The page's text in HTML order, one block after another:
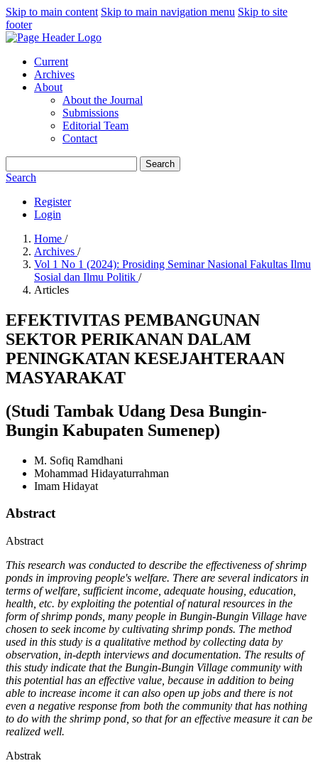
Skip to main content Skip to main navigation menu Skip to site
footer
Current
Archives
About
About the Journal
Submissions
Editorial Team
Contact
Search
Search
Register
Login
Home /
Archives /
Vol 1 No 1 (2024): Prosiding Seminar Nasional Fakultas Ilmu
Sosial dan Ilmu Politik /
Articles
EFEKTIVITAS PEMBANGUNAN
SEKTOR PERIKANAN DALAM
PENINGKATAN KESEJAHTERAAN
MASYARAKAT
(Studi Tambak Udang Desa Bungin-
Bungin Kabupaten Sumenep)
M. Sofiq Ramdhani
Mohammad Hidayaturrahman
Imam Hidayat
Abstract
Abstract
This research was conducted to describe the effectiveness of shrimp
ponds in improving people's welfare. There are several indicators in
terms of welfare, sufficient income, adequate housing, education,
health, etc. by exploiting the potential of natural resources in the
form of shrimp ponds, many people in Bungin-Bungin Village have
chosen to seek income by cultivating shrimp ponds. The method
used in this study is a qualitative method by collecting data by
observation, in-depth interviews and documentation. The results of
this study indicate that the Bungin-Bungin Village community with
this potential has an effective value, because in addition to being
able to increase income it can also open up jobs and there is not
even a negative response from both the community that has nothing
to do with the shrimp pond, so that for an effective measure it can be
realized well.
Abstrak